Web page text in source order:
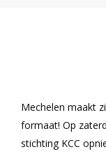
Mechelen maakt
formaat! Op
stichting KCC